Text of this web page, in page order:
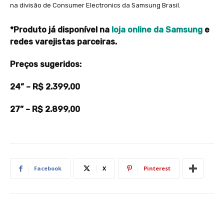
na divisão de Consumer Electronics da Samsung Brasil.
*Produto já disponível na loja online da Samsung e
redes varejistas parceiras.
Preços sugeridos:
24” – R$ 2.399,00
27” – R$ 2.899,00
Facebook X Pinterest